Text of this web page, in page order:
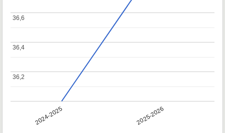
2024-2025 2025-2026
36,2
36,2
36,4
36,4
36,6
36,6